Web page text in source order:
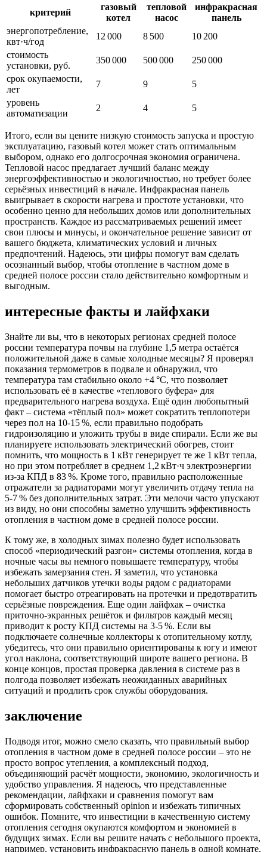
критерий
газовый
котел
тепловой
насос
инфракрасная
панель
энергопотребление,
квт·ч/год
12 000 8 500
10 200
стоимость
установки, руб.
350 000 500 000
250 000
срок окупаемости,
лет
7 9
5
уровень
автоматизации
2 4 5
Итого, если вы цените низкую стоимость запуска и простую
эксплуатацию, газовый котел может стать оптимальным
выбором, однако его долгосрочная экономия ограничена.
Тепловой насос предлагает лучший баланс между
энергоэффективностью и экологичностью, но требует более
серьёзных инвестиций в начале. Инфракрасная панель
выигрывает в скорости нагрева и простоте установки, что
особенно ценно для небольших домов или дополнительных
пространств. Каждое из рассматриваемых решений имеет
свои плюсы и минусы, и окончательное решение зависит от
вашего бюджета, климатических условий и личных
предпочтений. Надеюсь, эти цифры помогут вам сделать
осознанный выбор, чтобы отопление в частном доме в
средней полосе россии стало действительно комфортным и
выгодным.
интересные факты и лайфхаки
Знайте ли вы, что в некоторых регионах средней полосе
россии температура почвы на глубине 1,5 метра остаётся
положительной даже в самые холодные месяцы? Я проверял
показания термометров в подвале и обнаружил, что
температура там стабильно около +4 °C, что позволяет
использовать её в качестве «теплового буфера» для
предварительного нагрева воздуха. Ещё один любопытный
факт – система «тёплый пол» может сократить теплопотери
через пол на 10‑15 %, если правильно подобрать
гидроизоляцию и уложить трубы в виде спирали. Если же вы
планируете использовать электрический обогрев, стоит
помнить, что мощность в 1 кВт генерирует те же 1 кВт тепла,
но при этом потребляет в среднем 1,2 кВт·ч электроэнергии
из‑за КПД в 83 %. Кроме того, правильно расположенные
отражатели за радиаторами могут увеличить отдачу тепла на
5‑7 % без дополнительных затрат. Эти мелочи часто упускают
из виду, но они способны заметно улучшить эффективность
отопления в частном доме в средней полосе россии.
К тому же, в холодных зимах полезно будет использовать
способ «периодический разгон» системы отопления, когда в
ночные часы вы немного повышаете температуру, чтобы
избежать замерзания стен. Я заметил, что установка
небольших датчиков утечки воды рядом с радиаторами
помогает быстро отреагировать на протечки и предотвратить
серьёзные повреждения. Еще один лайфхак – очистка
приточно‑экранных решёток и фильтров каждый месяц
приводит к росту КПД системы на 3‑5 %. Если вы
подключаете солнечные коллекторы к отопительному котлу,
убедитесь, что они правильно ориентированы к югу и имеют
угол наклона, соответствующий широте вашего региона. В
конце концов, простая проверка давления в системе раз в
полгода позволяет избежать неожиданных аварийных
ситуаций и продлить срок службы оборудования.
заключение
Подводя итог, можно смело сказать, что правильный выбор
отопления в частном доме в средней полосе россии – это не
просто вопрос утепления, а комплексный подход,
объединяющий расчёт мощности, экономию, экологичность и
удобство управления. Я надеюсь, что представленные
рекомендации, лайфхаки и сравнения помогут вам
сформировать собственный opinion и избежать типичных
ошибок. Помните, что инвестиции в качественную систему
отопления сегодня окупаются комфортом и экономией в
будущих зимах. Если вы решите начать с небольшого проекта,
например, установить инфракрасную панель в одной комнате,